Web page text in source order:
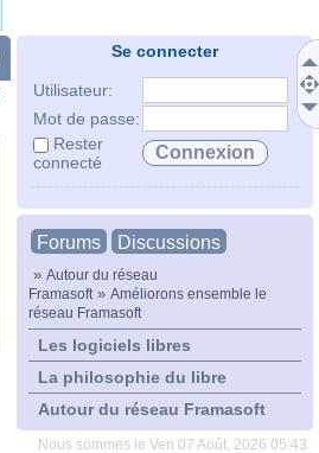
Se connecter
Utilisateur:
Mot de passe:
Rester
connecté
Forums Discussions
» Autour du réseau
Framasoft» Améliorons ensemble le
réseau Framasoft
Les logiciels libres
La philosophie du libre
Autour du réseau Framasoft
Nous sommes le Ven 07 Août, 2026 05:43